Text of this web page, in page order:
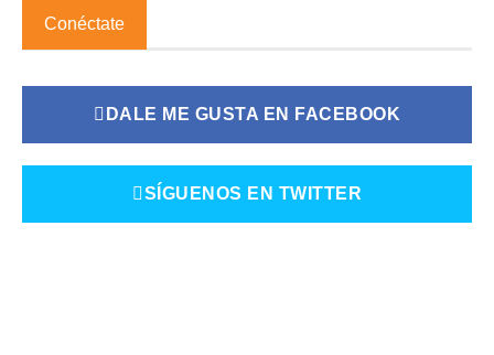
Conéctate
DALE ME GUSTA EN FACEBOOK
SÍGUENOS EN TWITTER